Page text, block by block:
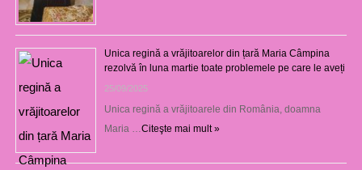
Unica regină a vrăjitoarelor din țară Maria Câmpina
rezolvă în luna martie toate problemele pe care le aveți
25/09/2025
Unica regină a vrăjitoarele din România, doamna
Maria …Citeşte mai mult »